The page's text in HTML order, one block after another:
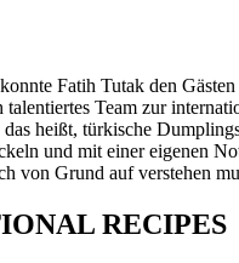
Fatih Tutak den
talentiertes Team zur
heißt, türkische
und mit einer eigenen
von Grund auf verstehen
RECIPES